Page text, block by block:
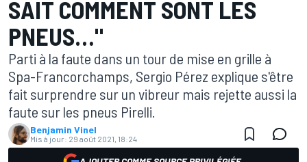
SAIT COMMENT SONT LES
PNEUS…"
Parti à la faute dans un tour de mise en grille à
Spa-Francorchamps, Sergio Pérez explique s'être
fait surprendre sur un vibreur mais rejette aussi la
faute sur les pneus Pirelli.
Benjamin Vinel
Mis à jour: 29 août 2021, 18:24